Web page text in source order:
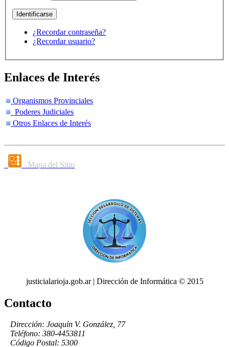
¿Recordar contraseña?
¿Recordar usuario?
Enlaces de Interés
Organismos Provinciales
Poderes Judiciales
Otros Enlaces de Interés
Mapa del Sitio
justicialarioja.gob.ar | Dirección de Informática © 2015
Contacto
Dirección: Joaquín V. González, 77
Teléfono: 380-4453811
Código Postal: 5300